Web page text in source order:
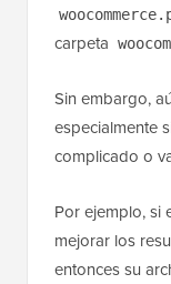
carpeta
Sin embargo,
especialmente
complicado o
Por ejemplo, si
mejorar los
entonces su